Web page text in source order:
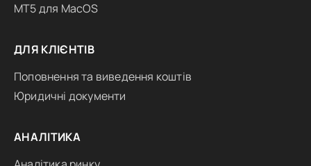
MT5 для MacOS
ДЛЯ КЛІЄНТІВ
Поповнення та виведення коштів
Юридичні документи
АНАЛІТИКА